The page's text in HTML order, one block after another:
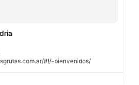
#!/-bienvenidos/